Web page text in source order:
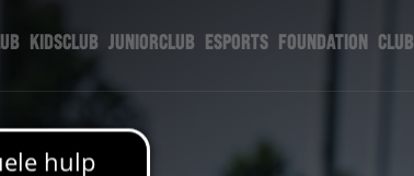
KIDSCLUB JUNIORCLUB ESPORTS FOUNDATION CLUB